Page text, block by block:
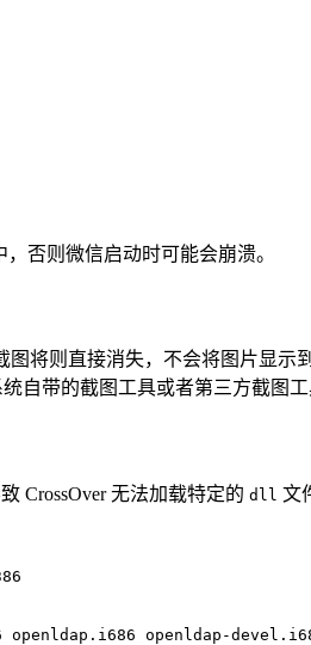
，否则微信启动时可能会崩溃。
图将则直接消失，不会将图片显
自带的截图工具或者第三方截图
CrossOver 无法加载特定的 dll 文
openldap.i686 openldap-